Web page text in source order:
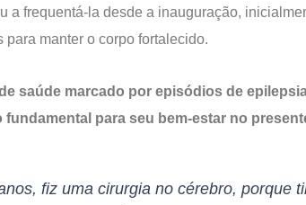
a frequentá-la desde a inauguração,
para manter o corpo fortalecido.
saúde marcado por episódios de
fundamental para seu bem-estar no
fiz uma cirurgia no cérebro, porque